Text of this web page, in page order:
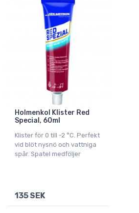
Holmenkol Klister Red
Special, 60ml
Klister för 0 till -2 °C. Perfekt
vid blöt nysnö och vattniga
spår. Spatel medföljer
135 SEK